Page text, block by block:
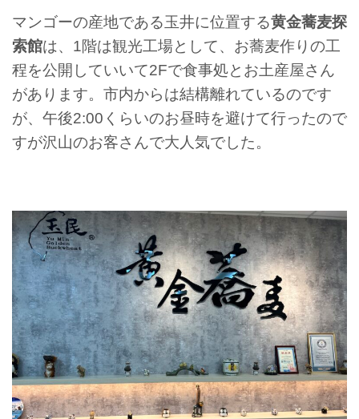
マンゴーの産地である玉井に位置する黄金蕎麦探
索館は、1階は観光工場として、お蕎麦作りの工
程を公開していいて2Fで食事処とお土産屋さん
があります。市内からは結構離れているのです
が、午後2:00くらいのお昼時を避けて行ったので
すが沢山のお客さんで大人気でした。